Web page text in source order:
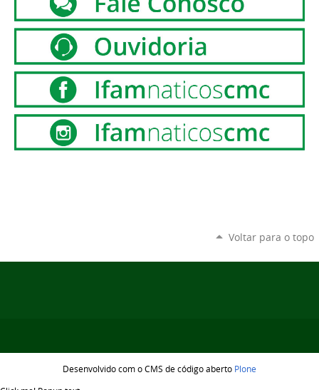
Voltar para o topo
Desenvolvido com o CMS de código aberto Plone